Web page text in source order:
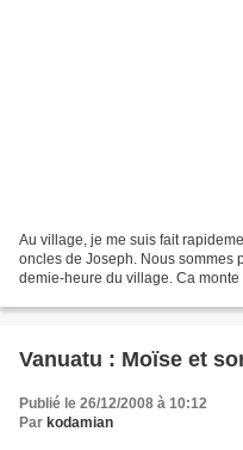
Au village, je me suis fait
oncles de Joseph. Nous sommes
demie-heure du village. Ca
Vanuatu : Moïse et
Publié le 26/12/2008 à 10:12
Par kodamian